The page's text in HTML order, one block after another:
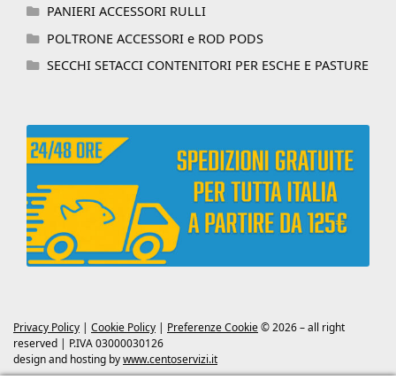
PANIERI ACCESSORI RULLI
POLTRONE ACCESSORI e ROD PODS
SECCHI SETACCI CONTENITORI PER ESCHE E PASTURE
Privacy Policy | Cookie Policy | Preferenze Cookie© 2026 – all right
reserved | P.IVA 03000030126
design and hosting bywww.centoservizi.it